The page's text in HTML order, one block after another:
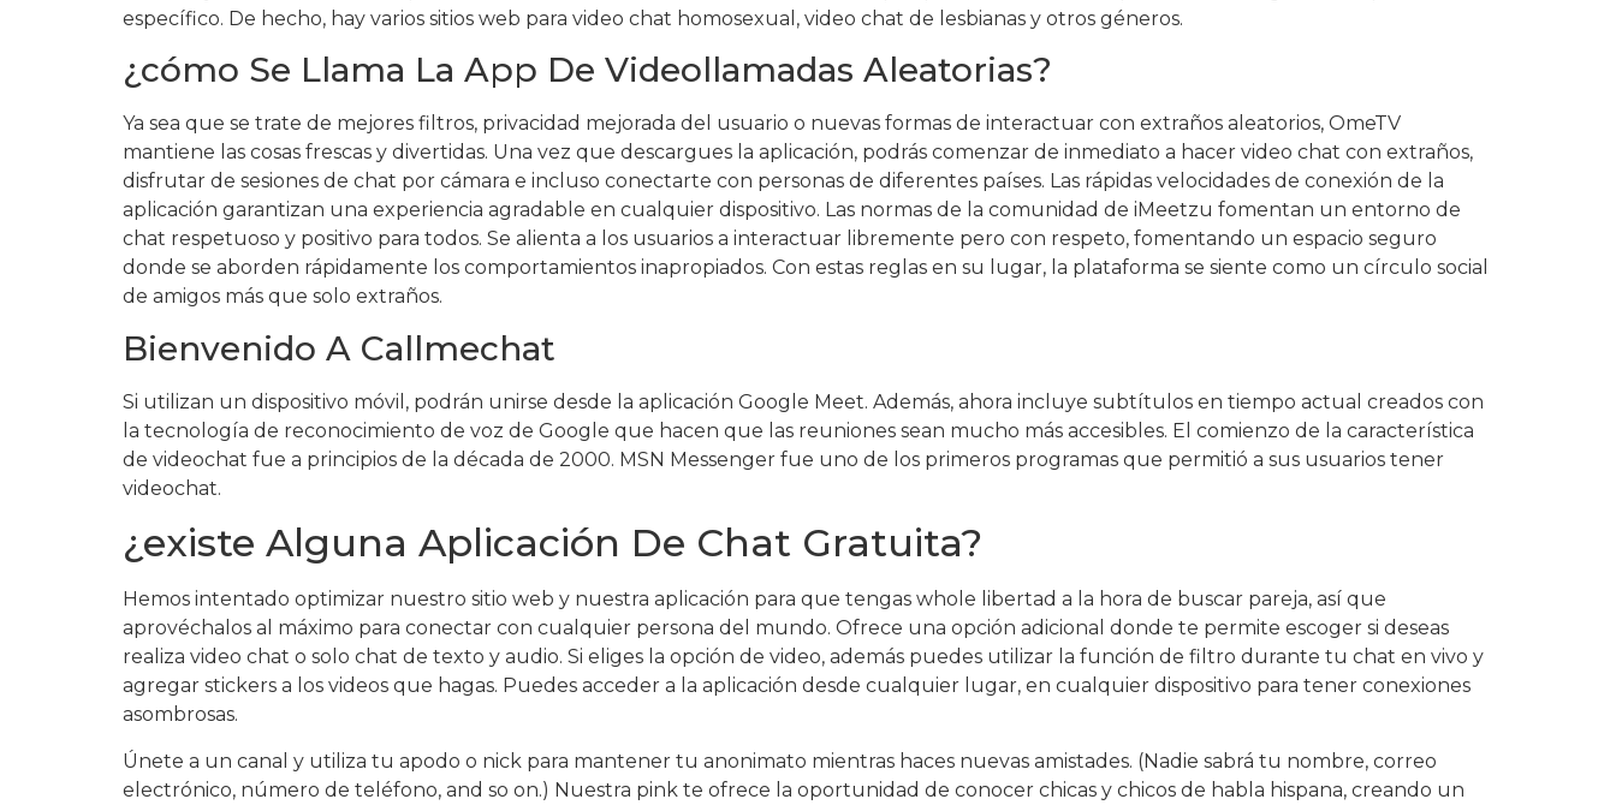
específico. De hecho, hay varios sitios web para video chat homosexual, video chat de lesbianas y otros géneros.
¿cómo Se Llama La App De Videollamadas Aleatorias?
Ya sea que se trate de mejores filtros, privacidad mejorada del usuario o nuevas formas de interactuar con extraños aleatorios, OmeTV
mantiene las cosas frescas y divertidas. Una vez que descargues la aplicación, podrás comenzar de inmediato a hacer video chat con extraños,
disfrutar de sesiones de chat por cámara e incluso conectarte con personas de diferentes países. Las rápidas velocidades de conexión de la
aplicación garantizan una experiencia agradable en cualquier dispositivo. Las normas de la comunidad de iMeetzu fomentan un entorno de
chat respetuoso y positivo para todos. Se alienta a los usuarios a interactuar libremente pero con respeto, fomentando un espacio seguro
donde se aborden rápidamente los comportamientos inapropiados. Con estas reglas en su lugar, la plataforma se siente como un círculo social
de amigos más que solo extraños.
Bienvenido A Callmechat
Si utilizan un dispositivo móvil, podrán unirse desde la aplicación Google Meet. Además, ahora incluye subtítulos en tiempo actual creados con
la tecnología de reconocimiento de voz de Google que hacen que las reuniones sean mucho más accesibles. El comienzo de la característica
de videochat fue a principios de la década de 2000. MSN Messenger fue uno de los primeros programas que permitió a sus usuarios tener
videochat.
¿existe Alguna Aplicación De Chat Gratuita?
Hemos intentado optimizar nuestro sitio web y nuestra aplicación para que tengas whole libertad a la hora de buscar pareja, así que
aprovéchalos al máximo para conectar con cualquier persona del mundo. Ofrece una opción adicional donde te permite escoger si deseas
realiza video chat o solo chat de texto y audio. Si eliges la opción de video, además puedes utilizar la función de filtro durante tu chat en vivo y
agregar stickers a los videos que hagas. Puedes acceder a la aplicación desde cualquier lugar, en cualquier dispositivo para tener conexiones
asombrosas.
Únete a un canal y utiliza tu apodo o nick para mantener tu anonimato mientras haces nuevas amistades. (Nadie sabrá tu nombre, correo
electrónico, número de teléfono, and so on.) Nuestra pink te ofrece la oportunidad de conocer chicas y chicos de habla hispana, creando un